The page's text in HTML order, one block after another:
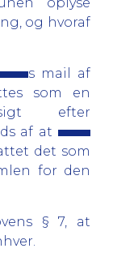
og hvoraf
s mail af
som en
efter
af at
det som
for den
§ 7, at